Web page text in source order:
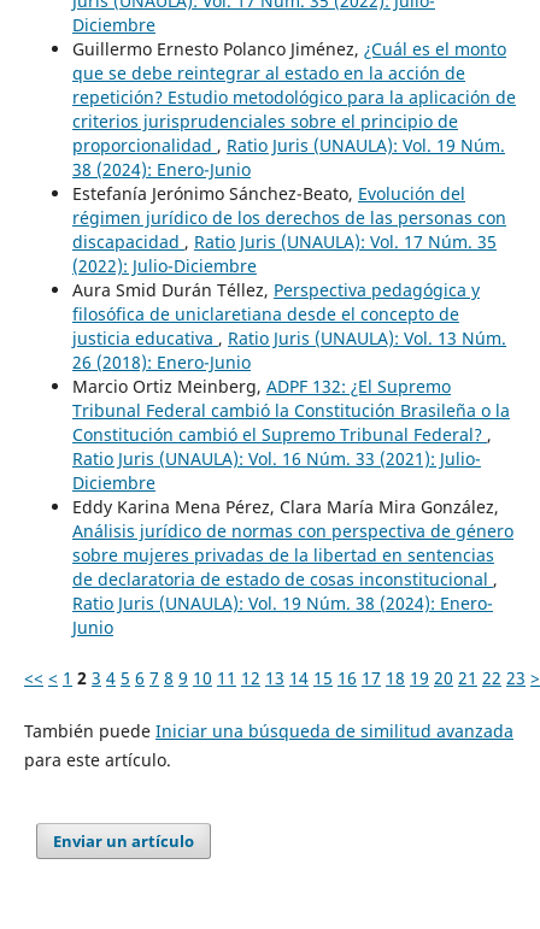
Diciembre
Guillermo Ernesto Polanco Jiménez, ¿Cuál es el monto
que se debe reintegrar al estado en la acción de
repetición? Estudio metodológico para la aplicación de
criterios jurisprudenciales sobre el principio de
proporcionalidad , Ratio Juris (UNAULA): Vol. 19 Núm.
38 (2024): Enero-Junio
Estefanía Jerónimo Sánchez-Beato, Evolución del
régimen jurídico de los derechos de las personas con
discapacidad , Ratio Juris (UNAULA): Vol. 17 Núm. 35
(2022): Julio-Diciembre
Aura Smid Durán Téllez, Perspectiva pedagógica y
filosófica de uniclaretiana desde el concepto de
justicia educativa , Ratio Juris (UNAULA): Vol. 13 Núm.
26 (2018): Enero-Junio
Marcio Ortiz Meinberg, ADPF 132: ¿El Supremo
Tribunal Federal cambió la Constitución Brasileña o la
Constitución cambió el Supremo Tribunal Federal? ,
Ratio Juris (UNAULA): Vol. 16 Núm. 33 (2021): Julio-
Diciembre
Eddy Karina Mena Pérez, Clara María Mira González,
Análisis jurídico de normas con perspectiva de género
sobre mujeres privadas de la libertad en sentencias
de declaratoria de estado de cosas inconstitucional ,
Ratio Juris (UNAULA): Vol. 19 Núm. 38 (2024): Enero-
Junio
<< < 1 2 3 4 5 6 7 8 9 10 11 12 13 14 15 16 17 18 19 20 21 22 23 >
También puede Iniciar una búsqueda de similitud avanzada
para este artículo.
Enviar un artículo